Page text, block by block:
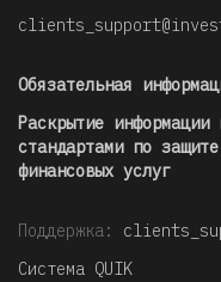
Обязательная
Раскрытие
стандартами по
финансовых услуг
Поддержка:
Система QUIK